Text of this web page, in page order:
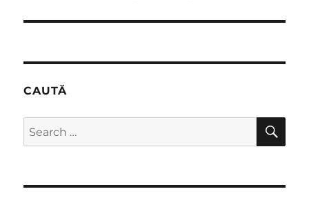
CAUTĂ
Search
for: